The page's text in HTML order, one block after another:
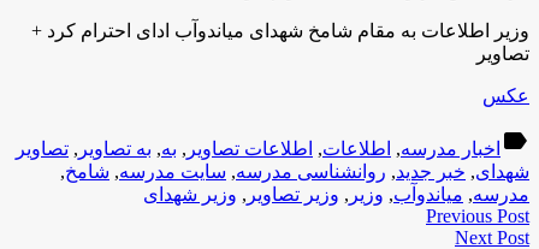
وزیر اطلاعات به مقام شامخ شهدای میاندوآب ادای احترام کرد +
تصاویر
عکس
label اخبار مدرسه, اطلاعات, اطلاعات تصاویر , به, به تصاویر , تصاویر
شهدای, خبر جدید, روانشناسی مدرسه, سایت مدرسه, شامخ,
مدرسه, میاندوآب, وزیر , وزیر تصاویر , وزیر شهدای
Previous Post
Next Post